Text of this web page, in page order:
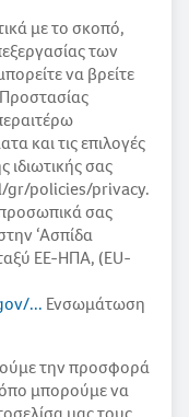
με το σκοπό,
των
να βρείτε
και τις επιλογές
ιδιωτικής σας
policies/privacy.
σας
‘Ασπίδα
ΕΕ-ΗΠΑ, (EU-
... Ενσωμάτωση
την προσφορά
μπορούμε να